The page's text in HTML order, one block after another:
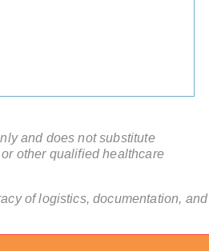
and does not substitute
other qualified healthcare
of logistics, documentation, and